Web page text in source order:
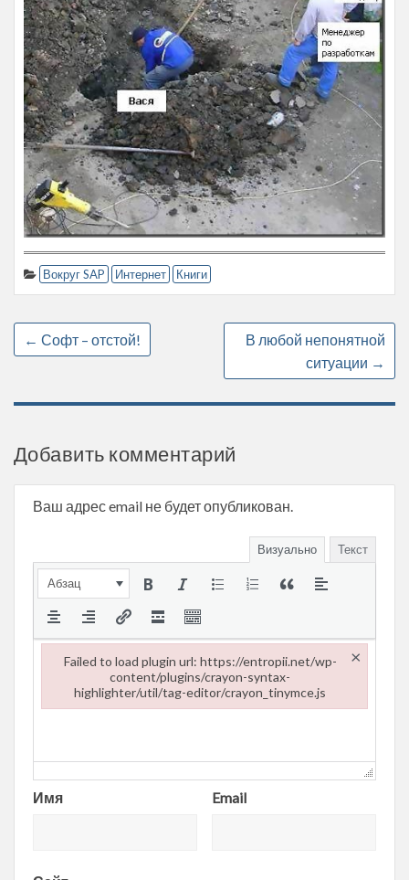
Вокруг SAP Интернет Книги
← Софт – отстой!
В любой непонятной
ситуации →
Добавить комментарий
Ваш адрес email не будет опубликован.
Визуально Текст
Абзац
Имя Email
Failed to load plugin url: https://entropii.net/wp-
content/plugins/crayon-syntax-
highlighter/util/tag-editor/crayon_tinymce.js
×
Failed to load plugin url: https://entropii.net/wp-content/